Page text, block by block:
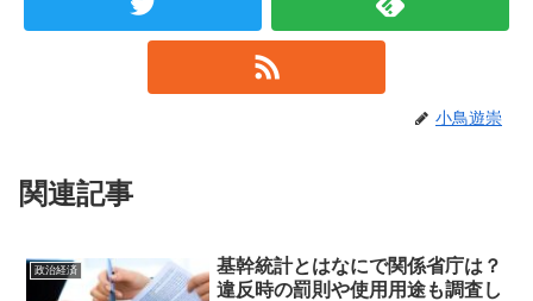
小鳥遊崇
関連記事
政治経済
基幹統計とはなにで関係省庁は？
違反時の罰則や使用用途も調査し